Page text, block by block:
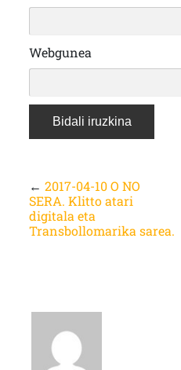
Webgunea
← 2017-04-10 O NO
SERA. Klitto atari
digitala eta
Transbollomarika sarea.